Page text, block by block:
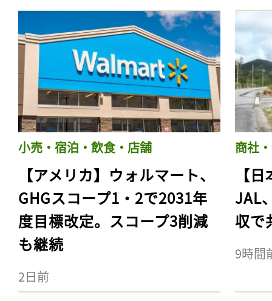
小売・宿泊・飲食・店舗
【アメリカ】ウォルマート、
GHGスコープ1・2で2031年
度目標改定。スコープ3削減
も継続
2日前
商社
【
JAL
収で
9時間